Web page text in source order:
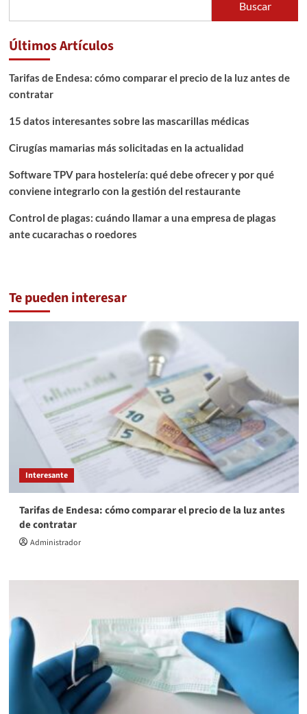
Buscar
Últimos Artículos
Tarifas de Endesa: cómo comparar el precio de la luz antes de
contratar
15 datos interesantes sobre las mascarillas médicas
Cirugías mamarias más solicitadas en la actualidad
Software TPV para hostelería: qué debe ofrecer y por qué
conviene integrarlo con la gestión del restaurante
Control de plagas: cuándo llamar a una empresa de plagas
ante cucarachas o roedores
Te pueden interesar
Interesante
Tarifas de Endesa: cómo comparar el precio de la luz antes
de contratar
Administrador